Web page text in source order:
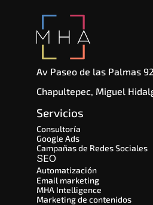
Av Paseo de las Palmas
Chapultepec, Miguel
Servicios
Consultoría
Google Ads
Campañas de Redes Sociales
Automatización
Email marketing
MHA Intelligence
Marketing de contenidos